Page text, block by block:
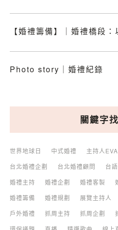
【婚禮籌備】｜婚禮橋段：
Photo story｜婚禮紀錄
關鍵字
世界地球日 中式婚禮 主持人
台北婚禮企劃
台北婚禮顧問 台
婚禮主持
婚禮企劃 婚禮客製
婚禮籌備
婚禮規劃 展覽主持人
戶外婚禮
抓周主持 抓周企劃